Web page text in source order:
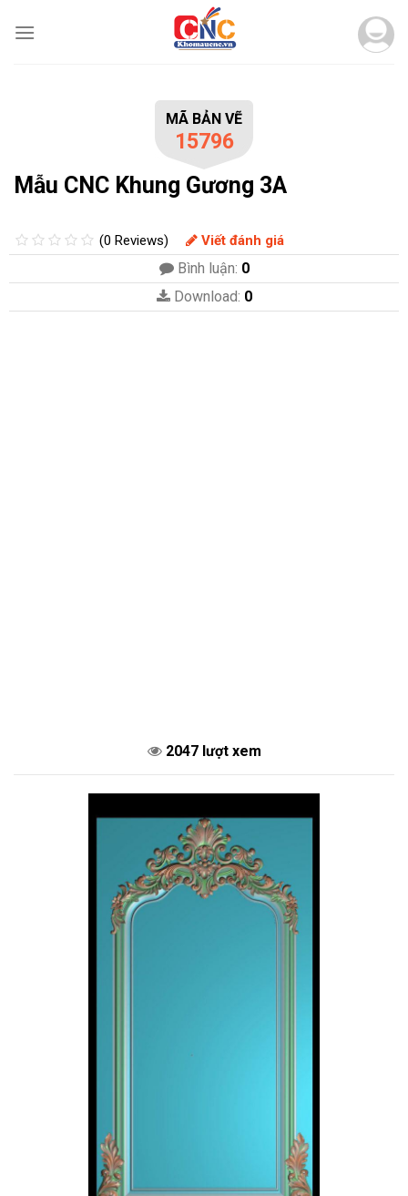
MÃ BẢN VẼ
15796
Mẫu CNC Khung Gương 3A
(0 Reviews) Viết đánh giá
Bình luận: 0
Download: 0
2047 lượt xem